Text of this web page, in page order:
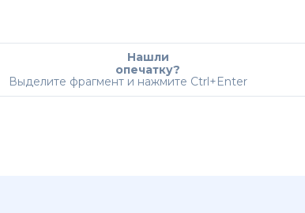
Нашли
опечатку?
Выделите фрагмент и нажмите Ctrl+Enter